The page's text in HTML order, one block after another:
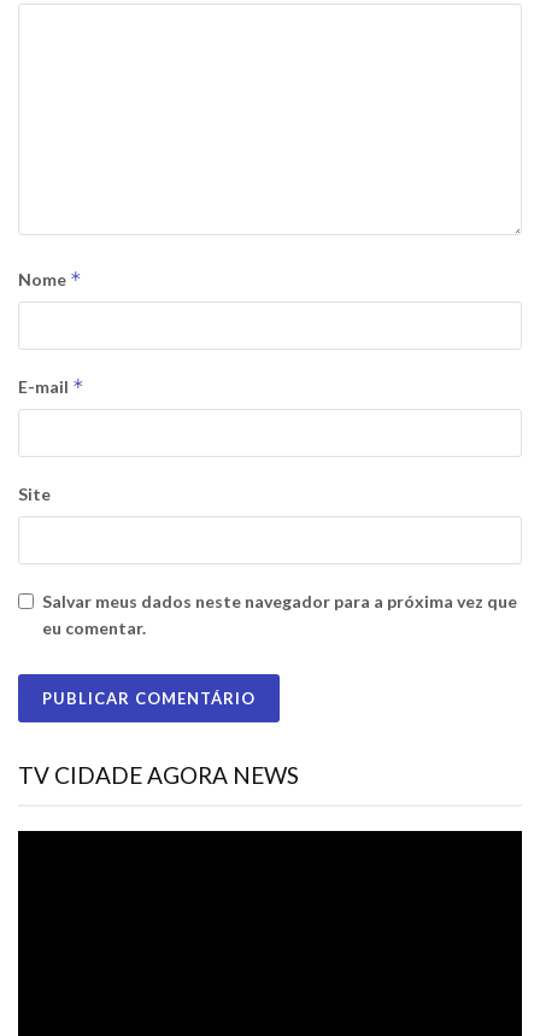
Nome *
E-mail *
Site
Salvar meus dados neste navegador para a próxima vez que
eu comentar.
TV CIDADE AGORA NEWS